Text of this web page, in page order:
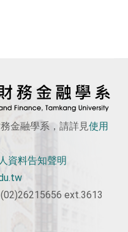
金融學系，請詳見使用
資料告知聲明
ext.3613